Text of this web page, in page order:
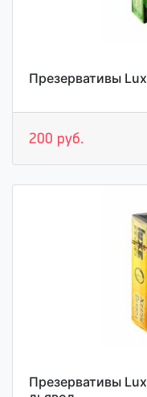
Презервативы
200 руб.
Презервативы